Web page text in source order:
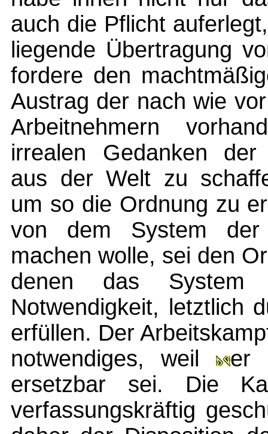
auch die Pflicht
liegende Übertragung
fordere den
Austrag der nach wie
Arbeitnehmern
irrealen Gedanken der
aus der Welt zu
um so die Ordnung zu
von dem System der
machen wolle, sei den
denen das
Notwendigkeit, letztlich
erfüllen. Der
notwendiges, weil
er
ersetzbar sei. Die
verfassungskräftig